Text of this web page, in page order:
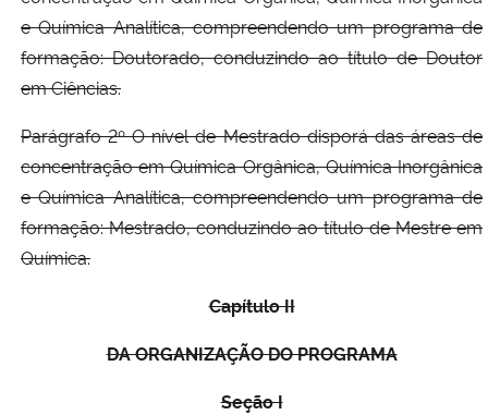
e Química Analítica, compreendendo um programa de
formação: Doutorado, conduzindo ao título de Doutor
em Ciências.
Parágrafo 2º O nível de Mestrado disporá das áreas de
concentração em Química Orgânica, Química Inorgânica
e Química Analítica, compreendendo um programa de
formação: Mestrado, conduzindo ao título de Mestre em
Química.
Capítulo II
DA ORGANIZAÇÃO DO PROGRAMA
Seção I